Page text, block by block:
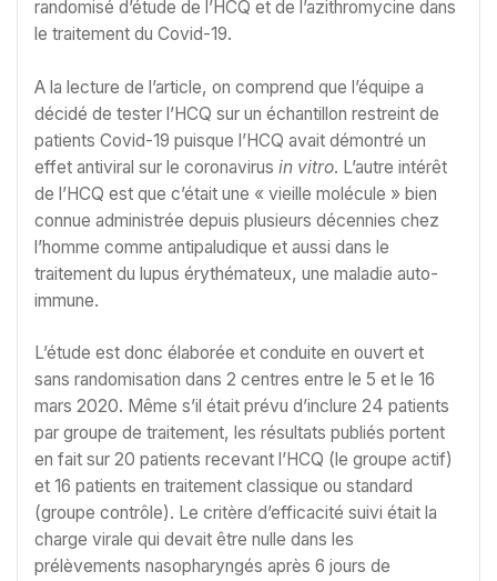
randomisé d’étude de l’HCQ et de l’azithromycine dans
le traitement du Covid-19.
A la lecture de l’article, on comprend que l’équipe a
décidé de tester l’HCQ sur un échantillon restreint de
patients Covid-19 puisque l’HCQ avait démontré un
effet antiviral sur le coronavirus in vitro. L’autre intérêt
de l’HCQ est que c’était une « vieille molécule » bien
connue administrée depuis plusieurs décennies chez
l’homme comme antipaludique et aussi dans le
traitement du lupus érythémateux, une maladie auto-
immune.
L’étude est donc élaborée et conduite en ouvert et
sans randomisation dans 2 centres entre le 5 et le 16
mars 2020. Même s’il était prévu d’inclure 24 patients
par groupe de traitement, les résultats publiés portent
en fait sur 20 patients recevant l’HCQ (le groupe actif)
et 16 patients en traitement classique ou standard
(groupe contrôle). Le critère d’efficacité suivi était la
charge virale qui devait être nulle dans les
prélèvements nasopharyngés après 6 jours de